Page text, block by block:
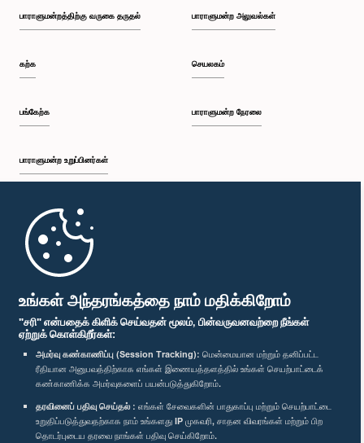
உங்கள் அந்தரங்கத்தை நாம் மதிக்கிறோம்
"சரி" என்பதைக் கிளிக் செய்வதன் மூலம், பின்வருவனவற்றை நீங்கள்
ஏற்றுக் கொள்கிறீர்கள்:
அமர்வு கண்காணிப்பு (Session Tracking): மென்மையான மற்றும் தனிப்பட்ட
ரீதியான அனுபவத்திற்காக எங்கள் இணையத்தளத்தில் உங்கள் செயற்பாட்டைக்
கண்காணிக்க அமர்வுகளைப் பயன்படுத்துகிறோம்.
தரவினைப் பதிவு செய்தல் : எங்கள் சேவைகளின் பாதுகாப்பு மற்றும் செயற்பாட்டை
உறுதிப்படுத்துவதற்காக நாம் உங்களது IP முகவரி, சாதன விவரங்கள் மற்றும் பிற
தொடர்புடைய தரவை நாங்கள் பதிவு செய்கிறோம்.
பாராளுமன்றத்திற்கு வருகை தருதல்
கற்க
பங்கேற்க
பாராளுமன்ற உறுப்பினர்கள்
முதற்பக்கம்
பாராளுமன்ற அலுவல்கள்
செயலகம்
பாராளுமன்ற நேரலை
பாராளுமன்ற கையடக்க செயலி
எம்மை பின்தொடர்க :
விருதுகள்